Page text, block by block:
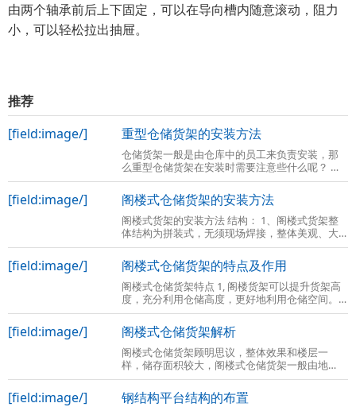
由两个轴承前后上下固定，可以在导向槽内随意滚动，阻力
小，可以轻松拉出抽屉。
推荐
[field:image/]
重型仓储货架的安装方法
仓储货架一般是由仓库中的员工来负责安装，那
么重型仓储货架在安装时需要注意些什么呢？ 货
架的安装无非和货架的组成部件有关，还有货架
的相关组件。重型货架主要分为传统意义
[field:image/] 阁楼式仓储货架的安装方法
阁楼式货架的安装方法 结构： 1、阁楼式货架整
体结构为拼装式，无须现场焊接，整体美观、大
方。与混凝土结构或型钢结构相比，由于底楼货
架本身起到上面楼层的支撑作用，具有成
[field:image/] 阁楼式仓储货架的特点及作用
阁楼式仓储货架特点 1, 阁楼货架可以提升货架高
度，充分利用仓储高度，更好地利用仓储空间。
2、阁楼货架楼面铺设货架专用楼板，与花纹钢板
或刚格栅相比层载能力强、整体性好、
[field:image/] 阁楼式仓储货架解析
阁楼式仓储货架顾明思议，整体效果和楼层一
样，储存面积较大，阁楼式仓储货架一般由地
基、库房高度、障碍物数量等因数决定的，那么
阁楼式仓储货架到底是什么呢？ 阁楼式仓储货
[field:image/] 钢结构平台结构的布置